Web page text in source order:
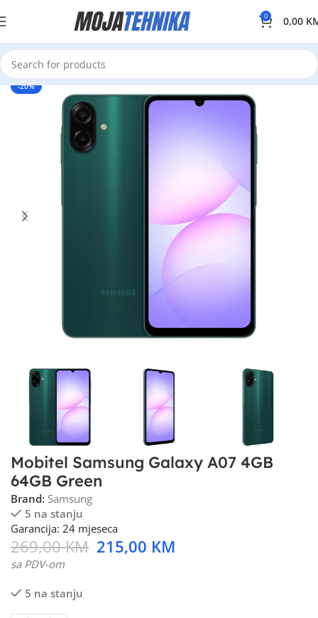
0 0,00
-20%
Mobitel Samsung Galaxy A07 4GB
64GB Green
Brand: Samsung
5 na stanju
Garancija: 24 mjeseca
269,00KM 215,00 KM
sa PDV-om
5 na stanju